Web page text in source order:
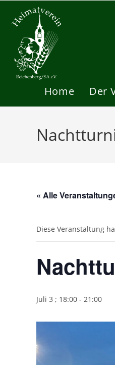
Inhalt
Home Der
« Alle
Diese Veranstaltung
Juli 3 ; 18:00 - 21:00